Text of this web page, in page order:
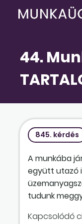
44.
845. kérdés
A munkába
együtt utazó
tudunk
Kapcsolódó